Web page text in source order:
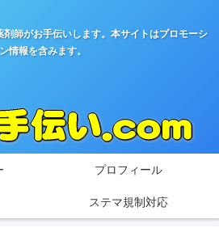
師がお手伝いします。本サイトはプロモーシ
情報を含みます。
プロフィール
ステマ規制対応